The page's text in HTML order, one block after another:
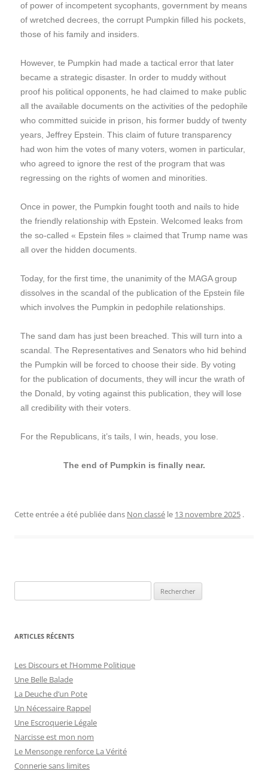
of power of incompetent sycophants, government by means
of wretched decrees, the corrupt Pumpkin filled his pockets,
those of his family and insiders.
However, te Pumpkin had made a tactical error that later
became a strategic disaster. In order to muddy without
proof his political opponents, he had claimed to make public
all the available documents on the activities of the pedophile
who committed suicide in prison, his former buddy of twenty
years, Jeffrey Epstein. This claim of future transparency
had won him the votes of many voters, women in particular,
who agreed to ignore the rest of the program that was
regressing on the rights of women and minorities.
Once in power, the Pumpkin fought tooth and nails to hide
the friendly relationship with Epstein. Welcomed leaks from
the so-called « Epstein files » claimed that Trump name was
all over the hidden documents.
Today, for the first time, the unanimity of the MAGA group
dissolves in the scandal of the publication of the Epstein file
which involves the Pumpkin in pedophile relationships.
The sand dam has just been breached. This will turn into a
scandal. The Representatives and Senators who hid behind
the Pumpkin will be forced to choose their side. By voting
for the publication of documents, they will incur the wrath of
the Donald, by voting against this publication, they will lose
all credibility with their voters.
For the Republicans, it’s tails, I win, heads, you lose.
The end of Pumpkin is finally near.
Cette entrée a été publiée dans Non classé le 13 novembre 2025 .
ARTICLES RÉCENTS
Les Discours et l’Homme Politique
Une Belle Balade
La Deuche d’un Pote
Un Nécessaire Rappel
Une Escroquerie Légale
Narcisse est mon nom
Le Mensonge renforce La Vérité
Connerie sans limites